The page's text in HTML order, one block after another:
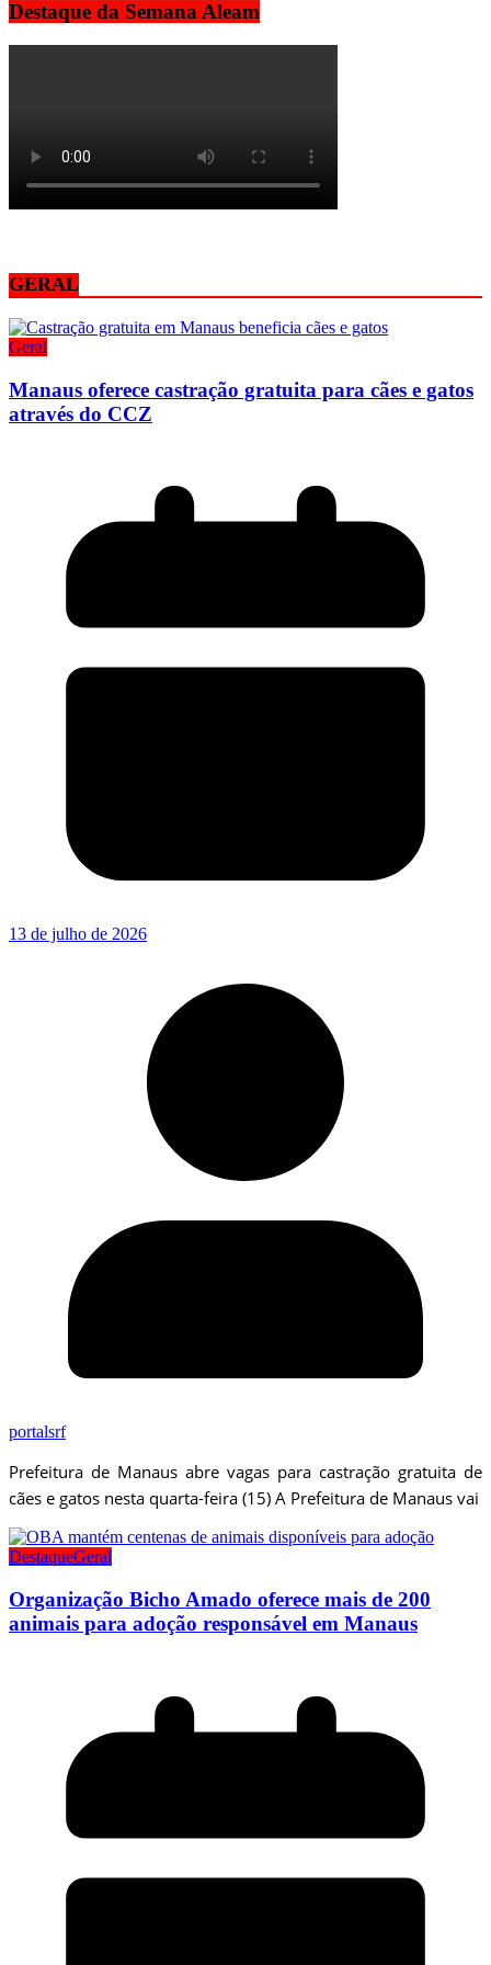
Destaque da Semana Aleam
GERAL
Geral
Manaus oferece castração gratuita para cães e gatos
através do CCZ
13 de julho de 2026
portalsrf
Prefeitura de Manaus abre vagas para castração gratuita de
cães e gatos nesta quarta-feira (15) A Prefeitura de Manaus vai
DestaqueGeral
Organização Bicho Amado oferece mais de 200
animais para adoção responsável em Manaus